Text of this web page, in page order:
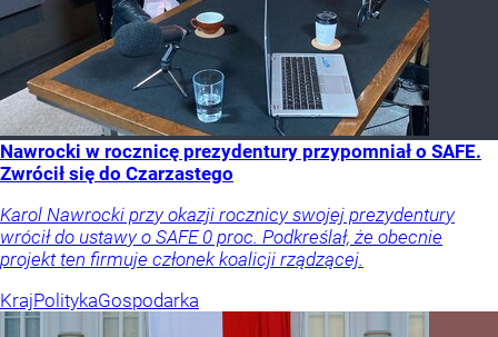
Nawrocki w rocznicę prezydentury przypomniał o SAFE.
Zwrócił się do Czarzastego
Karol Nawrocki przy okazji rocznicy swojej prezydentury
wrócił do ustawy o SAFE 0 proc. Podkreślał, że obecnie
projekt ten firmuje członek koalicji rządzącej.
KrajPolitykaGospodarka